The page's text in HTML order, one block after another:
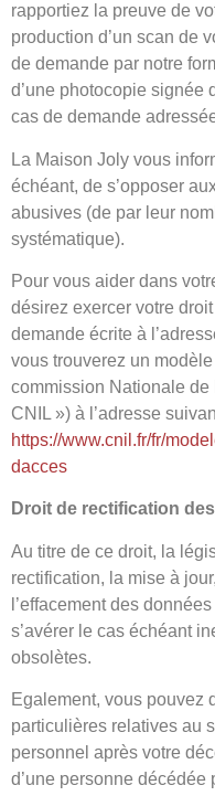
rapportiez la preuve de
production d’un scan de
de demande par notre
d’une photocopie signée
cas de demande
La Maison Joly vous
échéant, de s’opposer
abusives (de par leur
systématique).
Pour vous aider dans
désirez exercer votre
demande écrite à
vous trouverez un
commission Nationale de
CNIL ») à l’adresse
https://www.cnil.fr/fr/
dacces
Droit de rectification
Au titre de ce droit, la
rectification, la mise à
l’effacement des
s’avérer le cas échéant
obsolètes.
Egalement, vous pouvez
particulières relatives au
personnel après votre
d’une personne